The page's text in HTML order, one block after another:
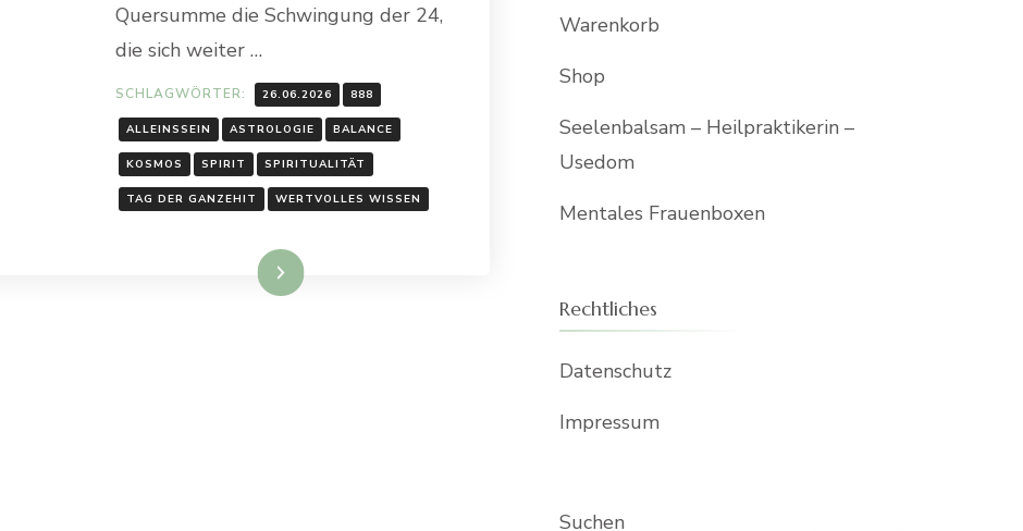
Quersumme die Schwingung der 24,
die sich weiter …
SCHLAGWÖRTER: 26.06.2026 888
ALLEINSSEIN ASTROLOGIE BALANCE
KOSMOS SPIRIT SPIRITUALITÄT
TAG DER GANZEHIT WERTVOLLES WISSEN
Weiterlesen
Warenkorb
Shop
Seelenbalsam – Heilpraktikerin –
Usedom
Mentales Frauenboxen
Rechtliches
Datenschutz
Impressum
Suchen